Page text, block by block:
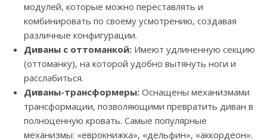
модулей, которые можно переставлять и
комбинировать по своему усмотрению, создавая
различные конфигурации.
Диваны с оттоманкой: Имеют удлиненную секцию
(оттоманку), на которой удобно вытянуть ноги и
расслабиться.
Диваны-трансформеры: Оснащены механизмами
трансформации, позволяющими превратить диван в
полноценную кровать. Самые популярные
механизмы: «еврокнижка», «дельфин», «аккордеон».